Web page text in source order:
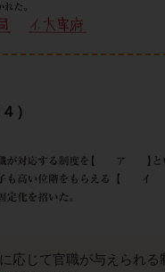
）
応じて官職が与えられる